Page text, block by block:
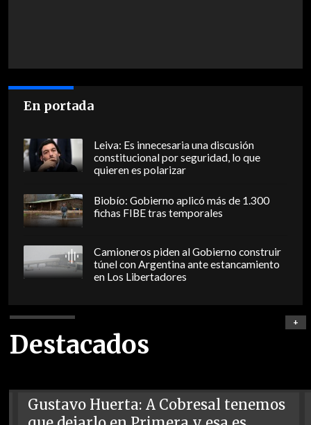
En portada
Leiva: Es innecesaria una discusión
constitucional por seguridad, lo que
quieren es polarizar
Biobío: Gobierno aplicó más de 1.300
fichas FIBE tras temporales
Camioneros piden al Gobierno construir
túnel con Argentina ante estancamiento
en Los Libertadores
Destacados
+
Gustavo Huerta: A Cobresal tenemos